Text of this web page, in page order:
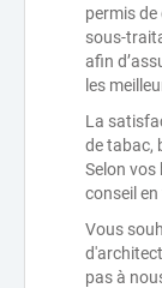
permis
sous-
afin
les
La
de tabac,
Selon
conseil
Vous
pas à